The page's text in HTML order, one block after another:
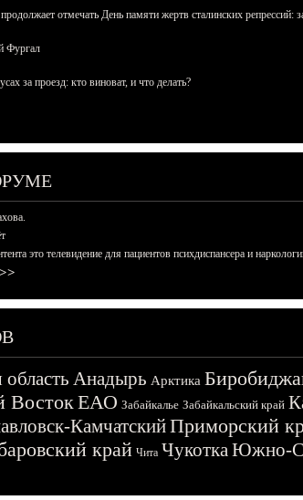
отмечать День памяти жертв сталинских репрессий:
Фургал
за проезд: кто виноват, и что делать?
это телевидение для пациентов психдиспансера и
Анадырь Арктика
ВостокЕАО Забайкалье Забайкальский край
КамчатскийПриморский
край Чита ЧукоткаЮжно-